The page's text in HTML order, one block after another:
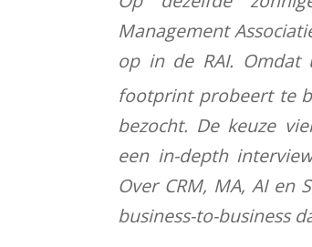
Management
op in de RAI.
footprint probeert te
bezocht. De keuze
een in-depth
Over CRM, MA, AI en
business-to-business